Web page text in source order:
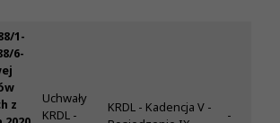
1-
6-
z
Uchwały
KRDL -
KRDL - Kadencja V -
-